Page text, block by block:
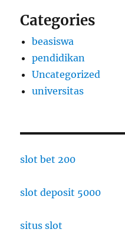
Categories
beasiswa
pendidikan
Uncategorized
universitas
slot bet 200
slot deposit 5000
situs slot